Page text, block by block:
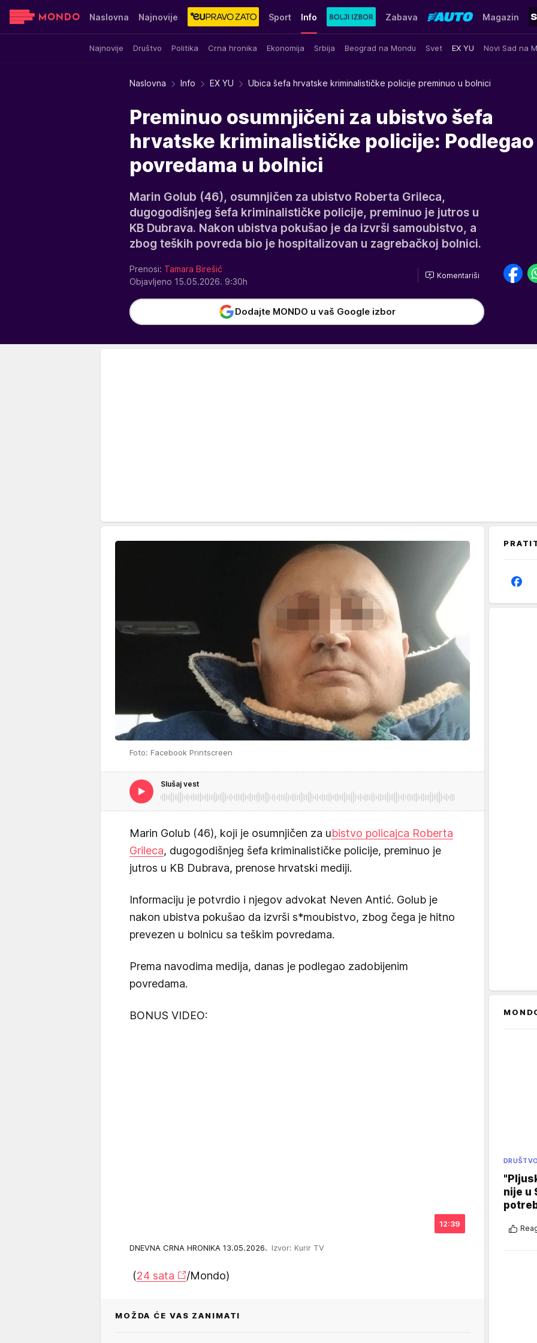
Naslovna Najnovije Sport Info
Najnovije Društvo Politika Crna hronika Ekonomija Srbija Beograd na Mondu Svet EX YU Novi Sad na
Zabava Magazin
Sensa Stvar ukusa Yumama
Naslovna Info EX YU Ubica šefa hrvatske kriminalističke policije preminuo u bolnici
Preminuo osumnjičeni za ubistvo šefa
hrvatske kriminalističke policije: Podlegao
povredama u bolnici
Marin Golub (46), osumnjičen za ubistvo Roberta Grileca,
dugogodišnjeg šefa kriminalističke policije, preminuo je jutros u
KB Dubrava. Nakon ubistva pokušao je da izvrši samoubistvo, a
zbog teških povreda bio je hospitalizovan u zagrebačkoj bolnici.
Prenosi: Tamara Birešić
Objavljeno 15.05.2026. 9:30h
Komentariši
Dodajte MONDO u vaš Google izbor
Foto: Facebook Printscreen
Slušaj vest
Marin Golub (46), koji je osumnjičen za ubistvo policajca Roberta
Grileca, dugogodišnjeg šefa kriminalističke policije, preminuo je
jutros u KB Dubrava, prenose hrvatski mediji.
Informaciju je potvrdio i njegov advokat Neven Antić. Golub je
nakon ubistva pokušao da izvrši s*moubistvo, zbog čega je hitno
prevezen u bolnicu sa teškim povredama.
Prema navodima medija, danas je podlegao zadobijenim
povredama.
BONUS VIDEO:
12:39
DNEVNA CRNA HRONIKA 13.05.2026. Izvor: Kurir TV
(24 sata /Mondo)
MOŽDA ĆE VAS ZANIMATI
DRUŠTVO
nije u